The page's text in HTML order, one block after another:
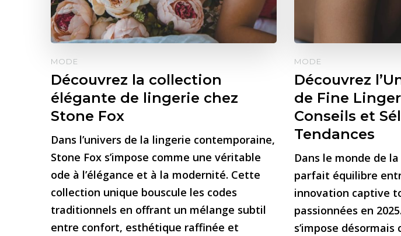
MODE
Découvrez la collection
élégante de lingerie chez
Stone Fox
Dans l’univers de la lingerie contemporaine,
Stone Fox s’impose comme une véritable
ode à l’élégance et à la modernité. Cette
collection unique bouscule les codes
traditionnels en offrant un mélange subtil
entre confort, esthétique raffinée et
MODE
Découvrez
de Fine
Conseils et
Tendances
Dans le monde de
parfait équilibre
innovation captive
passionnées en
s’impose